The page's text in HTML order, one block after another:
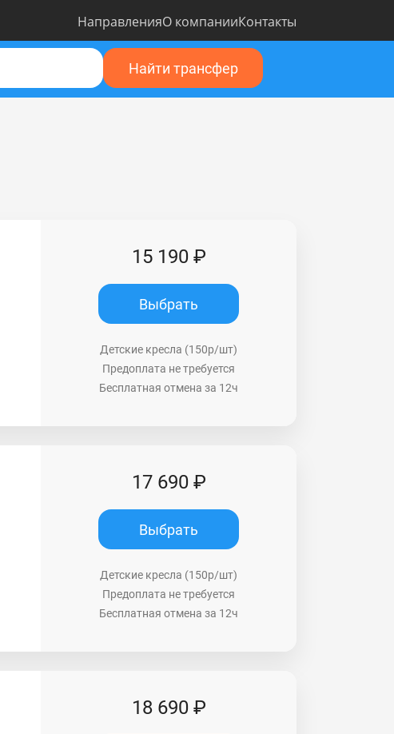
НаправленияО компанииКонтакты
Найти трансфер
15 190 ₽
Выбрать
Детские кресла (150р/шт)
Предоплата не требуется
Бесплатная отмена за 12ч
17 690 ₽
Выбрать
Детские кресла (150р/шт)
Предоплата не требуется
Бесплатная отмена за 12ч
18 690 ₽